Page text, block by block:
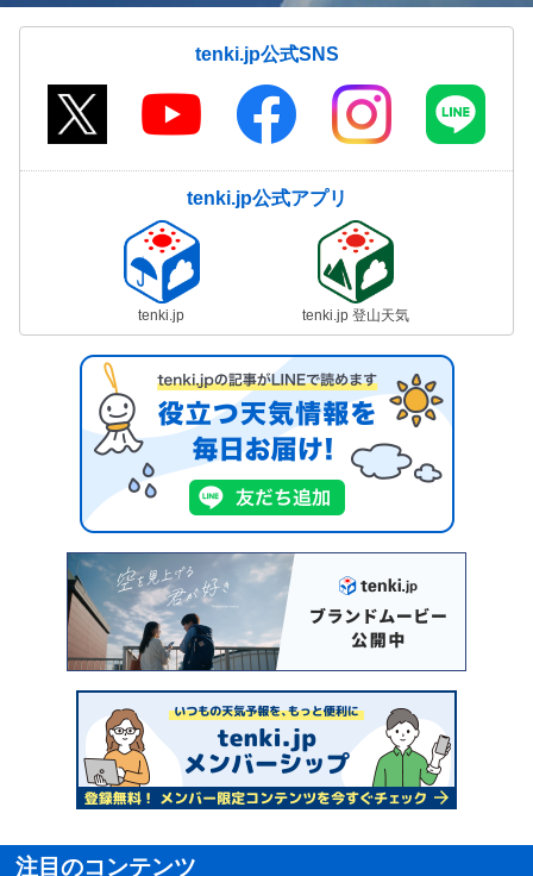
tenki.jp公式SNS
tenki.jp公式アプリ
tenki.jp tenki.jp 登山天気
注目のコンテンツ